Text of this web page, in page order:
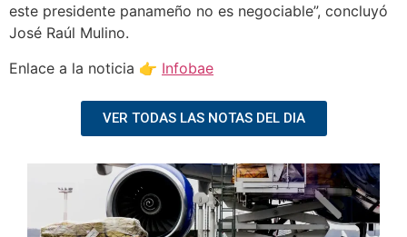
este presidente panameño no es negociable”, concluyó
José Raúl Mulino.
Enlace a la noticia 👉 Infobae
VER TODAS LAS NOTAS DEL DIA